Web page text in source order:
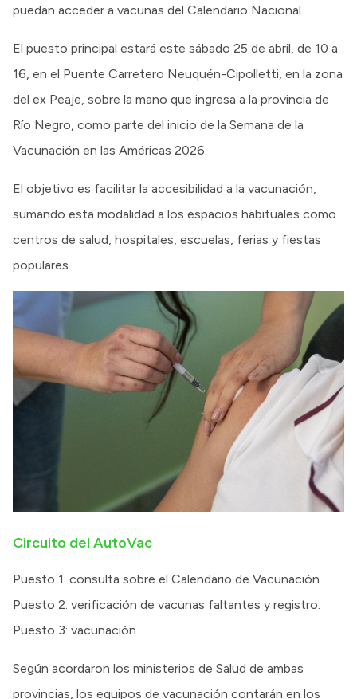
puedan acceder a vacunas del Calendario Nacional.
El puesto principal estará este sábado 25 de abril, de 10 a
16, en el Puente Carretero Neuquén-Cipolletti, en la zona
del ex Peaje, sobre la mano que ingresa a la provincia de
Río Negro, como parte del inicio de la Semana de la
Vacunación en las Américas 2026.
El objetivo es facilitar la accesibilidad a la vacunación,
sumando esta modalidad a los espacios habituales como
centros de salud, hospitales, escuelas, ferias y fiestas
populares.
Circuito del AutoVac
Puesto 1: consulta sobre el Calendario de Vacunación.
Puesto 2: verificación de vacunas faltantes y registro.
Puesto 3: vacunación.
Según acordaron los ministerios de Salud de ambas
provincias, los equipos de vacunación contarán en los